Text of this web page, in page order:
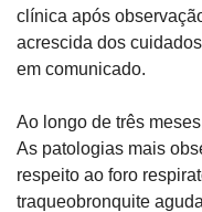
clínica após
acrescida dos
em comunicado.
Ao longo de três
As patologias mais
respeito ao foro
traqueobronquite